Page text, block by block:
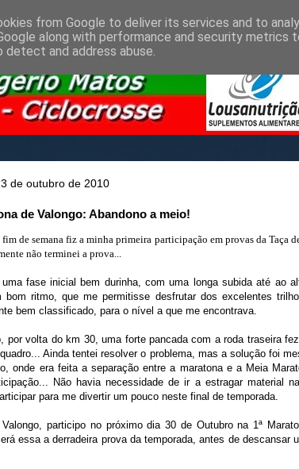
de outubro de 2010
de Valongo: Abandono a meio!
fim de semana fiz a minha primeira participação em provas da Taça
não terminei a prova...
uma fase inicial bem durinha, com uma longa subida até ao
bom ritmo, que me permitisse desfrutar dos excelentes
bem classificado, para o nível a que me encontrava.
por volta do km 30, uma forte pancada com a roda traseira
Ainda tentei resolver o problema, mas a solução foi
onde era feita a separação entre a maratona e a Meia
Não havia necessidade de ir a estragar material
para me divertir um pouco neste final de temporada.
Valongo, participo no próximo dia 30 de Outubro na 1ª
essa a derradeira prova da temporada, antes de descansar
from Google to deliver its services and to
along with performance and security metrics
and address abuse.